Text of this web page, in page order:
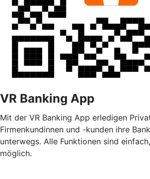
VR Banking App
Mit der VR Banking App erledigen
Firmenkundinnen und -kunden ihre
unterwegs. Alle Funktionen sind
möglich.